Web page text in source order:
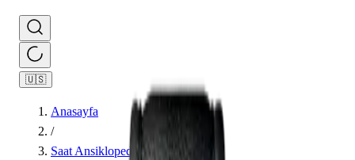
🇺🇸
Anasayfa
/
Saat Ansiklopedisi